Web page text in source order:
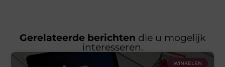
Gerelateerde berichten die u mogelijk
interesseren.
WINKELEN